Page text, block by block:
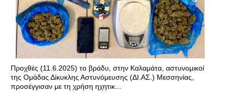
Προχθές (11.6.2025) το βράδυ, στην Καλαμάτα, αστυνομικοί
της Ομάδας Δίκυκλης Αστυνόμευσης (ΔΙ.ΑΣ.) Μεσσηνίας,
προσέγγισαν με τη χρήση ηχητικ...